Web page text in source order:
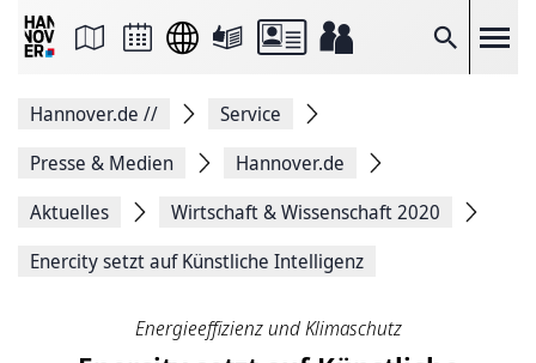
Suche
Seite
Facebook
teilen
Seitenlink
Seite
Hannover.de //
Service
Presse & Medien
Hannover.de
Aktuelles
Wirtschaft & Wissenschaft 2020
Enercity setzt auf Künstliche Intelligenz
Energieeffizienz und Klimaschutz